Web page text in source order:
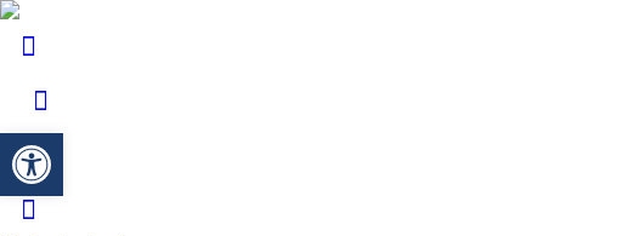
Barra de Ferramentas Aberta